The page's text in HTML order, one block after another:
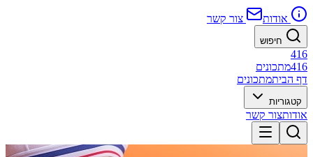
אודות צור קשר
חיפוש
416
416מתכונים
דף הביתמתכונים
קטגוריות
אודותצור קשר